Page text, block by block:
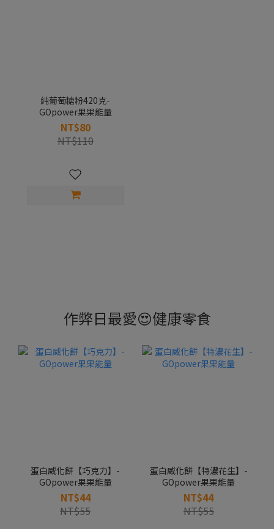
純葡萄糖粉420克-
GOpower果果能量
NT$80
NT$110
作弊日最愛😍健康零食
蛋白威化餅【巧克力】-
GOpower果果能量
NT$44
NT$55
蛋白威化餅【特濃花生】-
GOpower果果能量
NT$44
NT$55